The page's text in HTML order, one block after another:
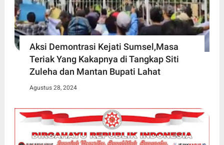
Aksi Demontrasi Kejati Sumsel,Masa
Teriak Yang Kakapnya di Tangkap Siti
Zuleha dan Mantan Bupati Lahat
Agustus 28, 2024